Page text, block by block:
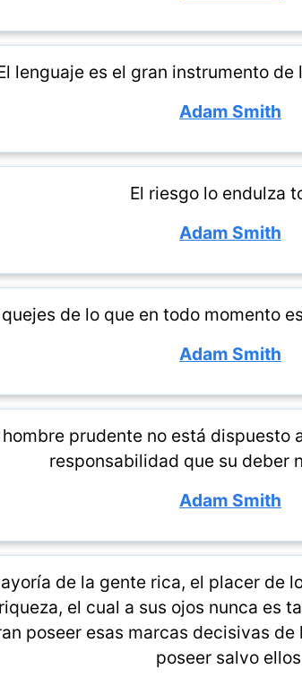
lenguaje es el gran instrumento de
Adam Smith
El riesgo lo endulza
Adam Smith
de lo que en todo momento
Adam Smith
hombre prudente no está dispuesto
responsabilidad que su deber
Adam Smith
de la gente rica, el placer de
el cual a sus ojos nunca es
poseer esas marcas decisivas
poseer salvo